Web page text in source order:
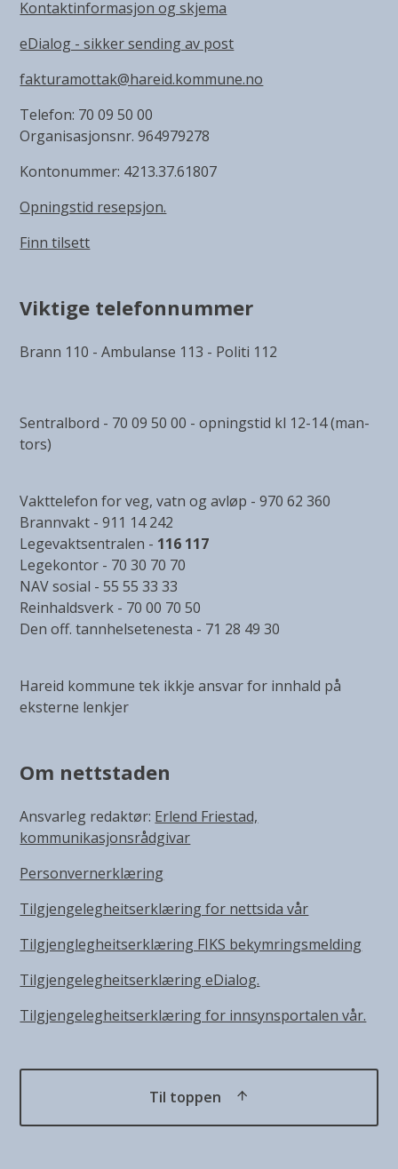
Kontaktinformasjon og skjema
eDialog - sikker sending av post
fakturamottak@hareid.kommune.no
Telefon: 70 09 50 00
Organisasjonsnr. 964979278
Kontonummer: 4213.37.61807
Opningstid resepsjon.
Finn tilsett
Viktige telefonnummer
Brann 110 - Ambulanse 113 - Politi 112
Sentralbord - 70 09 50 00 - opningstid kl 12-14 (man-
tors)
Vakttelefon for veg, vatn og avløp - 970 62 360
Brannvakt - 911 14 242
Legevaktsentralen - 116 117
Legekontor - 70 30 70 70
NAV sosial - 55 55 33 33
Reinhaldsverk - 70 00 70 50
Den off. tannhelsetenesta - 71 28 49 30
Hareid kommune tek ikkje ansvar for innhald på
eksterne lenkjer
Om nettstaden
Ansvarleg redaktør: Erlend Friestad,
kommunikasjonsrådgivar
Personvernerklæring
Tilgjengelegheitserklæring for nettsida vår
Tilgjenglegheitserklæring FIKS bekymringsmelding
Tilgjengelegheitserklæring eDialog.
Tilgjengelegheitserklæring for innsynsportalen vår.
Til toppen